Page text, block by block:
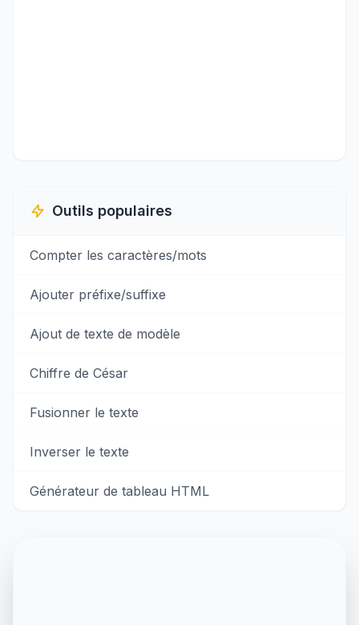
Outils populaires
Compter les caractères/mots
Ajouter préfixe/suffixe
Ajout de texte de modèle
Chiffre de César
Fusionner le texte
Inverser le texte
Générateur de tableau HTML